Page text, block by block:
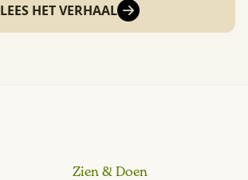
LEES HET VERHAAL
Zien & Doen